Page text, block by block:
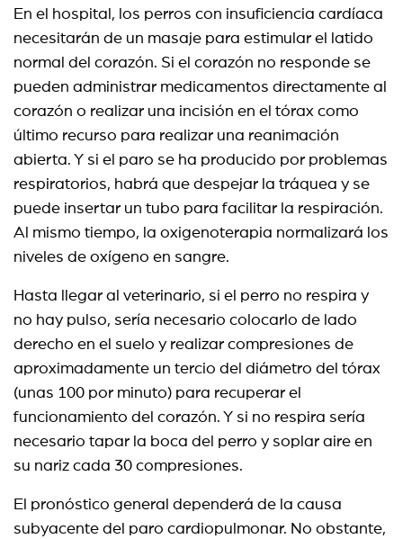
En el hospital, los perros con insuficiencia cardíaca
necesitarán de un masaje para estimular el latido
normal del corazón. Si el corazón no responde se
pueden administrar medicamentos directamente al
corazón o realizar una incisión en el tórax como
último recurso para realizar una reanimación
abierta. Y si el paro se ha producido por problemas
respiratorios, habrá que despejar la tráquea y se
puede insertar un tubo para facilitar la respiración.
Al mismo tiempo, la oxigenoterapia normalizará los
niveles de oxígeno en sangre.
Hasta llegar al veterinario, si el perro no respira y
no hay pulso, sería necesario colocarlo de lado
derecho en el suelo y realizar compresiones de
aproximadamente un tercio del diámetro del tórax
(unas 100 por minuto) para recuperar el
funcionamiento del corazón. Y si no respira sería
necesario tapar la boca del perro y soplar aire en
su nariz cada 30 compresiones.
El pronóstico general dependerá de la causa
subyacente del paro cardiopulmonar. No obstante,